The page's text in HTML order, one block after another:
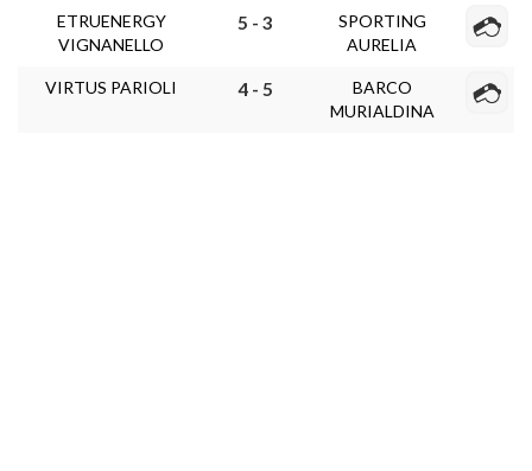
ETRUENERGY
VIGNANELLO
5 - 3
SPORTING
AURELIA
VIRTUS PARIOLI 4 - 5
BARCO
MURIALDINA